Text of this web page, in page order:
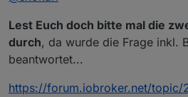
Gehört der rechte Teil mit
Lest Euch doch bitte mal die
durch, da wurde die Frage inkl.
beantwortet...
https://forum.iobroker.net/topic/